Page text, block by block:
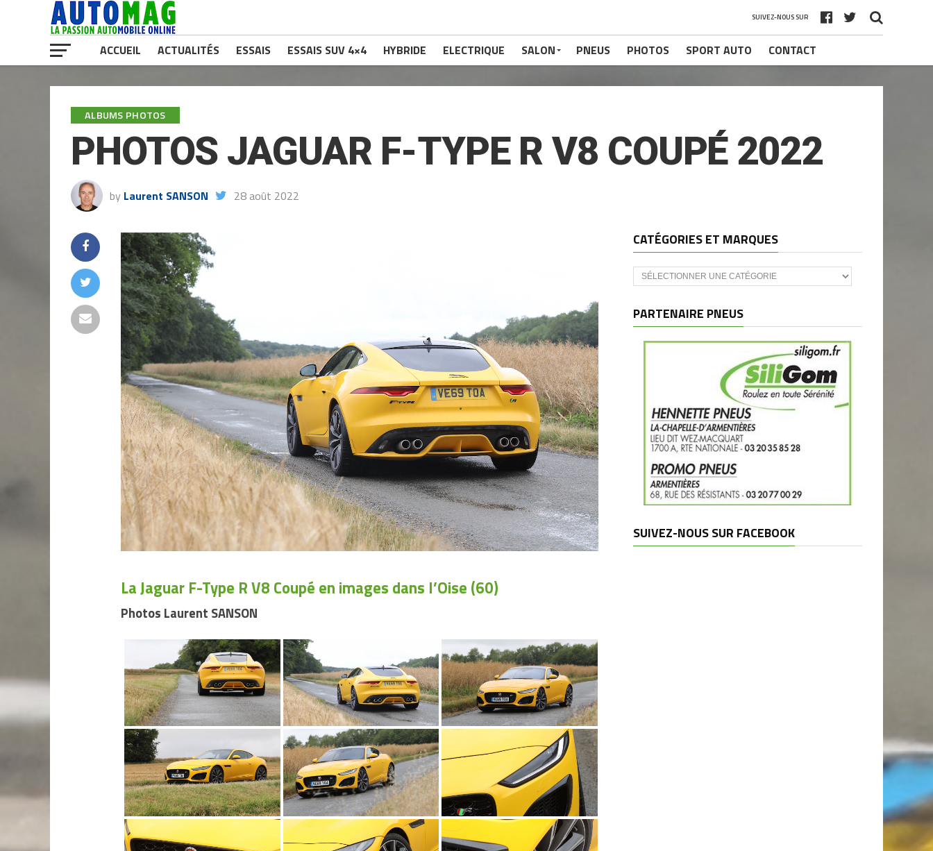
SUIVEZ-NOUS SUR
ACCUEIL ACTUALITÉS ESSAIS ESSAIS SUV 4×4 HYBRIDE ELECTRIQUE SALON PNEUS PHOTOS SPORT AUTO CONTACT
ALBUMS PHOTOS
PHOTOS JAGUAR F-TYPE R V8 COUPÉ 2022
by Laurent SANSON 28 août 2022
La Jaguar F-Type R V8 Coupé en images dans l’Oise (60)
Photos Laurent SANSON
CATÉGORIES ET MARQUES
Catégories
et
PARTENAIRE PNEUS
SUIVEZ-NOUS SUR FACEBOOK